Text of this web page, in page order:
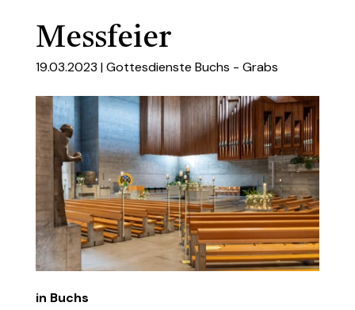
Messfeier
19.03.2023 |Gottesdienste Buchs - Grabs
in Buchs